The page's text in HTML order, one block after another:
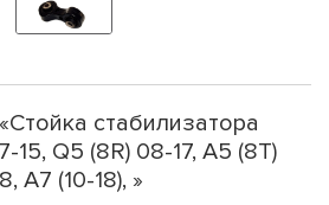
стабилизатора
15, Q5 (8R) 08-17, A5 (8T)
A7 (10-18), »